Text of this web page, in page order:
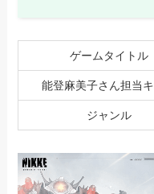
ゲームタイトル
能登麻美子さん担当
ジャンル